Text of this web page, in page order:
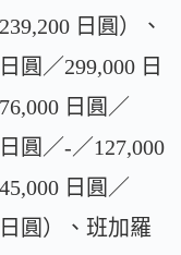
日圓）、
圓／299,000 日
日圓／
圓／-／127,000
日圓／
圓）、班加羅